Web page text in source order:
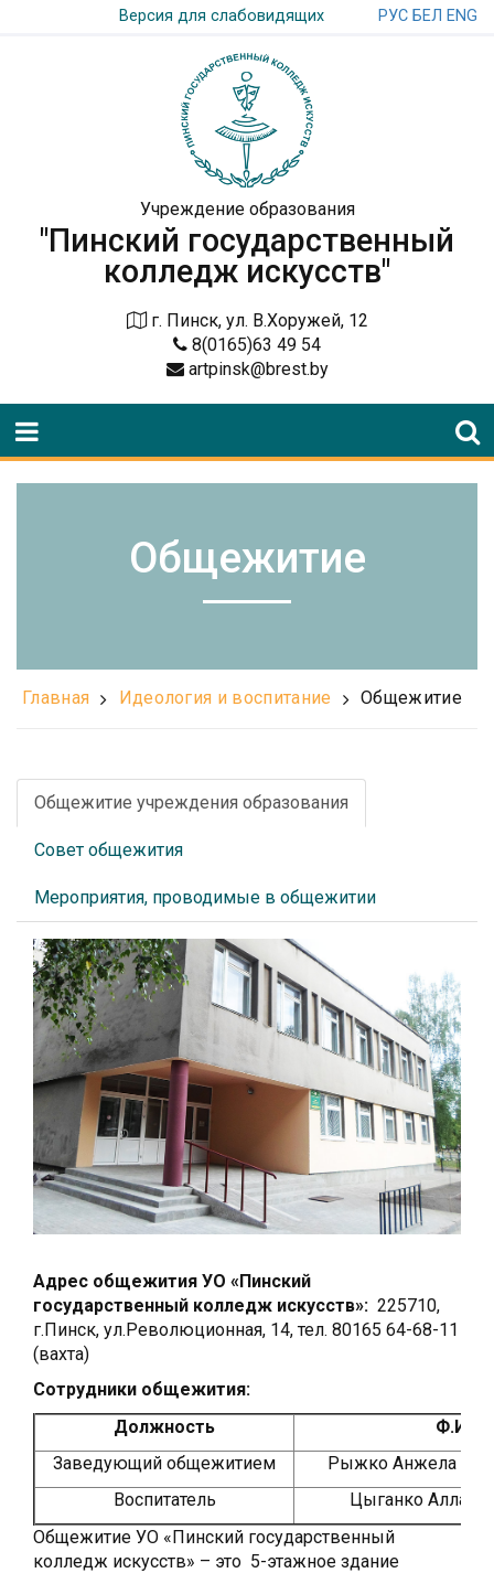
Версия для слабовидящих РУС БЕЛ ENG
Учреждение образования
"Пинский государственный
колледж искусств"
г. Пинск, ул. В.Хоружей, 12
8(0165)63 49 54
artpinsk@brest.by
Общежитие
Главная Идеология и воспитание Общежитие
Общежитие учреждения образования
Совет общежития
Мероприятия, проводимые в общежитии
Адрес общежития УО «Пинский
государственный колледж искусств»: 225710,
г.Пинск, ул.Революционная, 14, тел. 80165 64-68-11
(вахта)
Сотрудники общежития:
Должность
Ф.И.О.
Заведующий общежитием
Рыжко Анжела
Воспитатель
Цыганко Алла
Общежитие УО «Пинский государственный
колледж искусств» – это 5-этажное здание